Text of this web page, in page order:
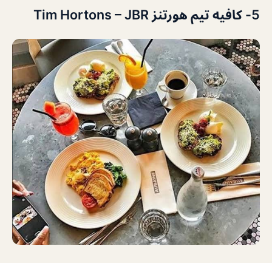
5- كافيه تيم هورتنز Tim Hortons – JBR